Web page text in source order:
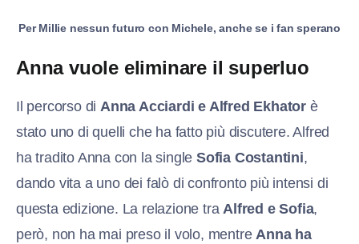
Per Millie nessun futuro con Michele, anche se i fan sperano
Anna vuole eliminare il superluo
Il percorso di Anna Acciardi e Alfred Ekhator è
stato uno di quelli che ha fatto più discutere. Alfred
ha tradito Anna con la singleSofia Costantini,
dando vita a uno dei falò di confronto più intensi di
questa edizione. La relazione tra Alfred e Sofia,
però, non ha mai preso il volo, mentre Anna ha